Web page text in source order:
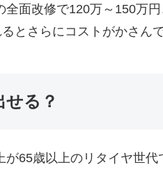
面改修で120万～150万
とさらにコストがかさんで
る？
65歳以上のリタイヤ世代